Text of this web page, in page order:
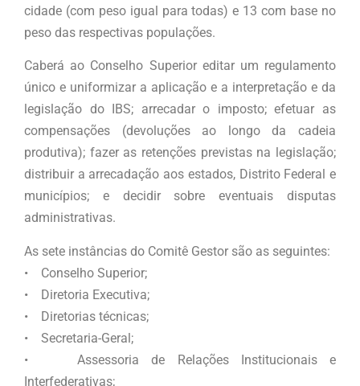
cidade (com peso igual para todas) e 13 com base no
peso das respectivas populações.
Caberá ao Conselho Superior editar um regulamento
único e uniformizar a aplicação e a interpretação e da
legislação do IBS; arrecadar o imposto; efetuar as
compensações (devoluções ao longo da cadeia
produtiva); fazer as retenções previstas na legislação;
distribuir a arrecadação aos estados, Distrito Federal e
municípios; e decidir sobre eventuais disputas
administrativas.
As sete instâncias do Comitê Gestor são as seguintes:
• Conselho Superior;
• Diretoria Executiva;
• Diretorias técnicas;
• Secretaria-Geral;
• Assessoria de Relações Institucionais e
Interfederativas;